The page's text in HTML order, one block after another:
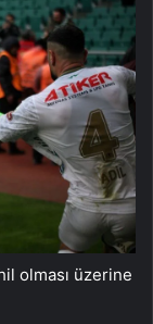
olması üzerine